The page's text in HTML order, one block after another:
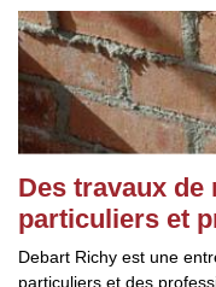
Des travaux
particuliers et
Debart Richy est une
particuliers et des